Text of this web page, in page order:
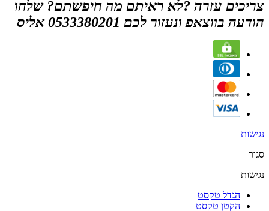
צריכים עזרה ?לא ראיתם מה חיפשתם? שלחו
הודעה בווצאפ ונעזור לכם 0533380201 אליס
נגישות
סגור
נגישות
הגדל טקסט
הקטן טקסט